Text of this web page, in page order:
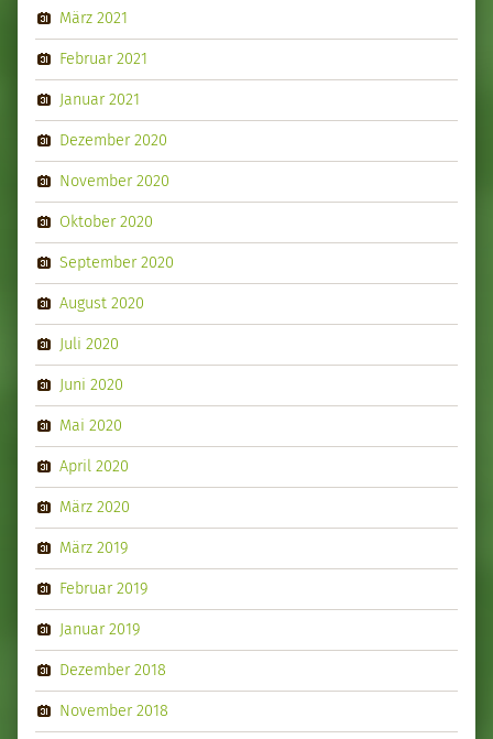
März 2021
Februar 2021
Januar 2021
Dezember 2020
November 2020
Oktober 2020
September 2020
August 2020
Juli 2020
Juni 2020
Mai 2020
April 2020
März 2020
März 2019
Februar 2019
Januar 2019
Dezember 2018
November 2018